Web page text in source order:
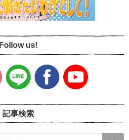
Follow us!
記事検索